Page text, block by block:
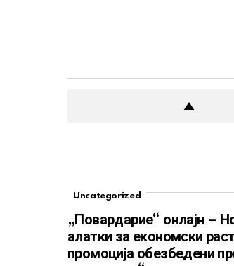
Uncategorized
„Повардарие“ онлајн –
алатки за економски
промоција обезбедени